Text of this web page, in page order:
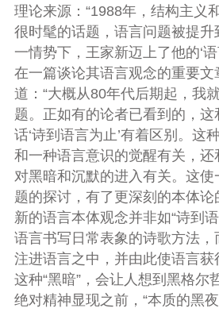
理论来源：“1988年，结构主义
很时髦的话题，语言问题被提
一情势下，王家新迈上了他的‘语
在一篇谈论其语言观念的重要文
道：“大概从80年代后期起，我
题。正如有的论者已看到的，这
话‘诗到语言为止’有着区别。这
和一种语言意识的觉醒有关，还
对黑暗和沉默的进入有关。这使
题的探讨，有了更深刻的本体论
新的语言本体观念并非如“诗到
语言书写日常表象的诗歌方法，
注进语言之中，并由此使语言获
这种“黑暗”，会让人想到黑格尔
绝对精神显现之前，“本质的黑